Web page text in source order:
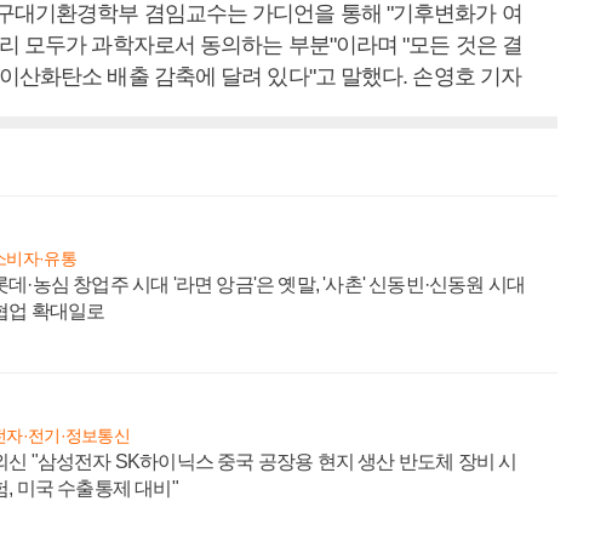
대기환경학부 겸임교수는 가디언을 통해 "기후변화가 여
모두가 과학자로서 동의하는 부분"이라며 "모든 것은 결
산화탄소 배출 감축에 달려 있다"고 말했다. 손영호 기자
비자·유통
데·농심 창업주 시대 '라면 앙금'은 옛말, '사촌' 신동빈·신동원 시대
업 확대일로
자·전기·정보통신
신 "삼성전자 SK하이닉스 중국 공장용 현지 생산 반도체 장비 시
, 미국 수출통제 대비"